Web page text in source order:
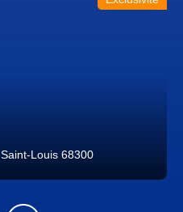
Saint-Louis 68300